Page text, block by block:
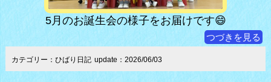
5月のお誕生会の様子をお届けです😄
つづきを見る
カテゴリー：ひばり日記 update：2026/06/03